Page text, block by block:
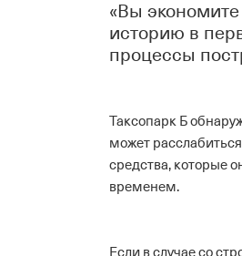
«Вы экономите
историю в
процессы
Таксопарк Б
может
средства, которые
временем.
Если в случае со